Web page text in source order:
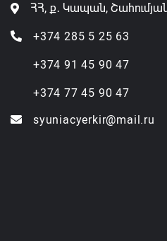
ՀՀ, ք․ Կապան,
+374 285 5 25 63
+374 91 45 90 47
+374 77 45 90 47
syuniacyerkir@mail.ru